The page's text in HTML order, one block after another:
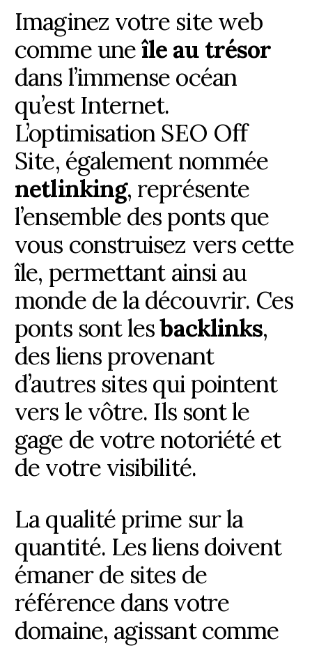
Imaginez votre site web
comme uneîle au trésor
dans l’immense océan
qu’est Internet.
L’optimisation SEO Off
Site, également nommée
netlinking, représente
l’ensemble des ponts que
vous construisez vers cette
île, permettant ainsi au
monde de la découvrir. Ces
ponts sont lesbacklinks,
des liens provenant
d’autres sites qui pointent
vers le vôtre. Ils sont le
gage de votre notoriété et
de votre visibilité.
La qualité prime sur la
quantité. Les liens doivent
émaner de sites de
référence dans votre
domaine, agissant comme